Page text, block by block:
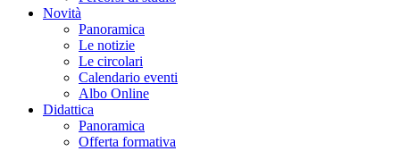
Novità
Panoramica
Le notizie
Le circolari
Calendario eventi
Albo Online
Didattica
Panoramica
Offerta formativa